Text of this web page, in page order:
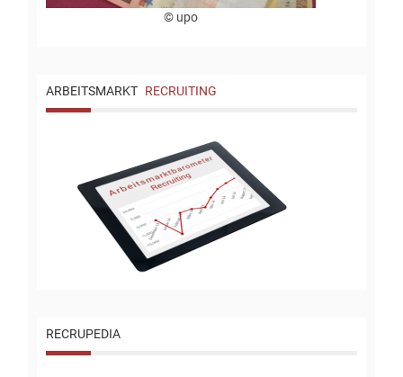
© upo
ARBEITSMARKT RECRUITING
RECRUPEDIA